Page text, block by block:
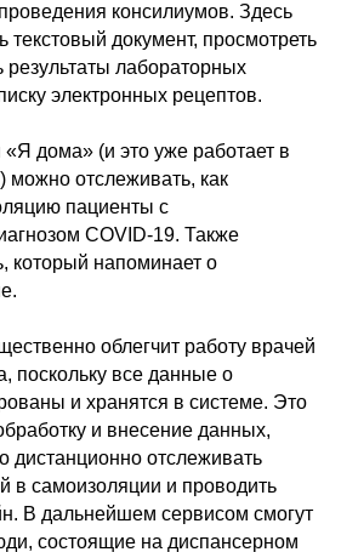
консилиумов. Здесь
документ, просмотреть
результаты лабораторных
электронных рецептов.
дома» (и это уже работает в
можно отслеживать, как
пациенты с
COVID-19. Также
который напоминает о
облегчит работу врачей
поскольку все данные о
и хранятся в системе. Это
и внесение данных,
дистанционно отслеживать
в самоизоляции и проводить
В дальнейшем сервисом смогут
состоящие на диспансерном